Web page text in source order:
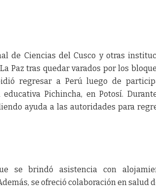
de Ciencias del Cusco y otras
Paz tras quedar varados por los
regresar a Perú luego de
Pichincha, en Potosí.
ayuda a las autoridades para
se brindó asistencia con
se ofreció colaboración en salud